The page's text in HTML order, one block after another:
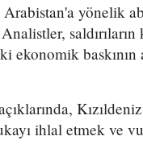
yönelik
saldırıların
baskının
ihlal etmek ve